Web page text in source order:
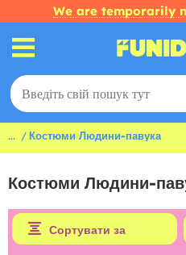
We are temporarily
... Костюми Людини-павука
Костюми Людини-
Сортувати за